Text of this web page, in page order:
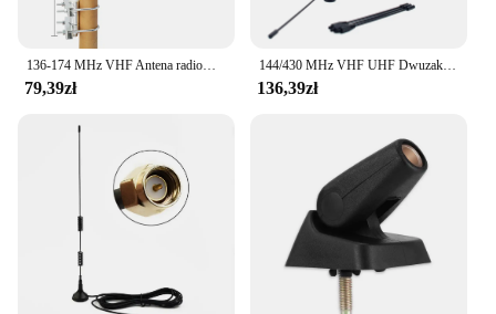
79,39zł
144/430 MHz VHF UHF Dwuzakresowa wodoodporna zewnętrzna antena podstawowa z włókna szklanego z uchwytem montażowym Zestaw samolotu uziemiającego do radia dwukierunkowego
136,39zł